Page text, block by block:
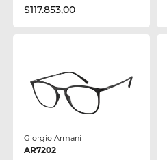
$117.853,00
Giorgio Armani
AR7202